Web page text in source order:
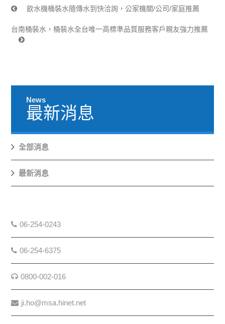
飲水機桶裝水隨傳水到快洽詢，公家機關/公司/家庭推薦
台南桶裝水，桶裝水全台唯一高標準品質服務客戶親友強力推薦
News
最新消息
全部消息
最新消息
06-254-0243
06-254-6375
0800-002-016
ji.ho@msa.hinet.net